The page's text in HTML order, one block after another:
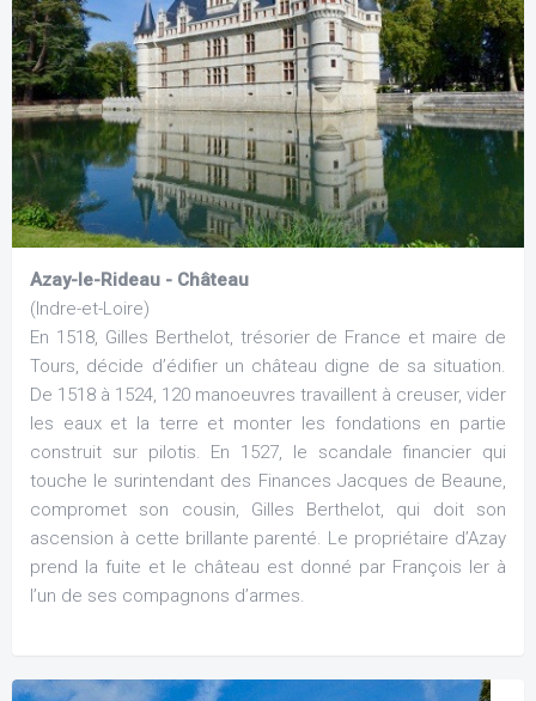
Azay-le-Rideau - Château
(Indre-et-Loire)
En 1518, Gilles Berthelot, trésorier de France et maire de
Tours, décide d’édifier un château digne de sa situation.
De 1518 à 1524, 120 manoeuvres travaillent à creuser, vider
les eaux et la terre et monter les fondations en partie
construit sur pilotis. En 1527, le scandale financier qui
touche le surintendant des Finances Jacques de Beaune,
compromet son cousin, Gilles Berthelot, qui doit son
ascension à cette brillante parenté. Le propriétaire d’Azay
prend la fuite et le château est donné par François Ier à
l’un de ses compagnons d’armes.